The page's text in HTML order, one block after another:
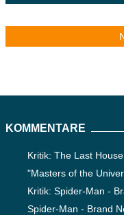
KOMMENTARE
Kritik: The Last
"Masters of the
Kritik: Spider-Man -
Spider-Man - Brand